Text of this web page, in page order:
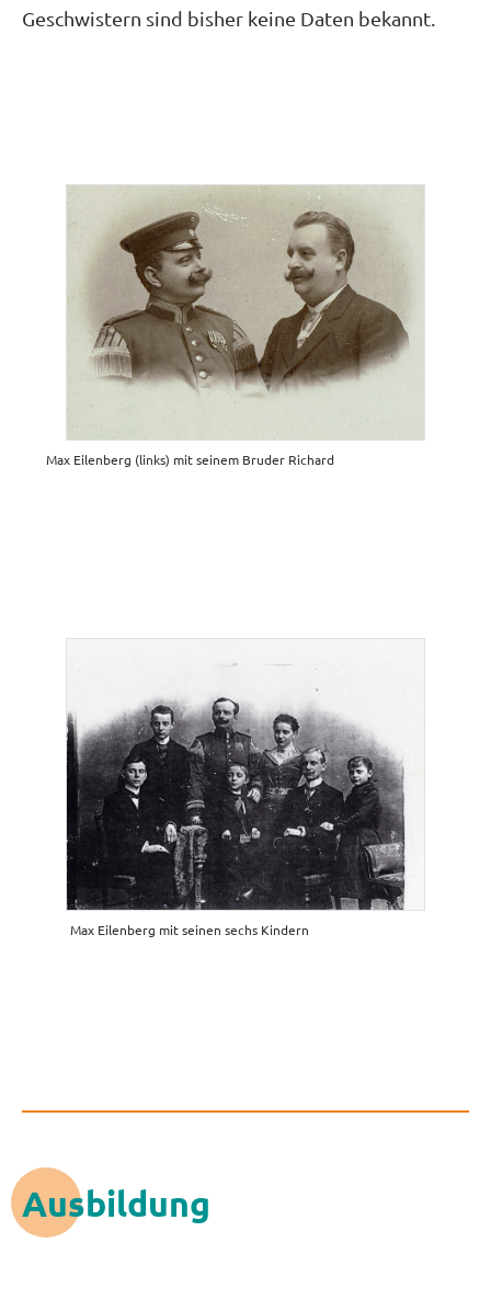
Geschwistern sind bisher keine Daten bekannt.
Max Eilenberg (links) mit seinem Bruder Richard
Max Eilenberg mit seinen sechs Kindern
Ausbildung